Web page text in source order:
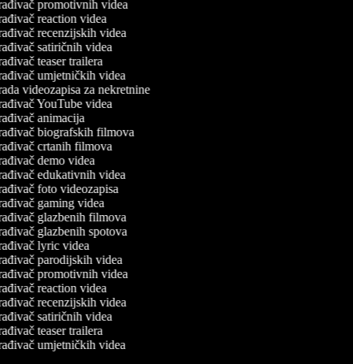
promotivnih videa
reaction videa
recenzijskih videa
satiričnih videa
teaser trailera
umjetničkih videa
videozapisa za nekretnine
YouTube videa
animacija
biografskih filmova
crtanih filmova
demo videa
edukativnih videa
foto videozapisa
gaming videa
glazbenih filmova
glazbenih spotova
lyric videa
parodijskih videa
promotivnih videa
reaction videa
recenzijskih videa
satiričnih videa
teaser trailera
umjetničkih videa